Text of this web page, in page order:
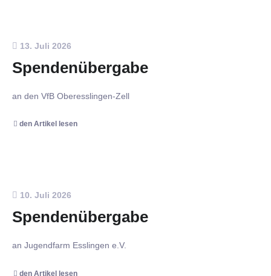
13. Juli 2026
Spendenübergabe
an den VfB Oberesslingen-Zell
den Artikel lesen
10. Juli 2026
Spendenübergabe
an Jugendfarm Esslingen e.V.
den Artikel lesen